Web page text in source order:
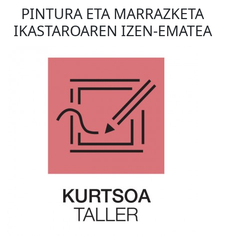
PINTURA ETA MARRAZKETA
IKASTAROAREN IZEN-EMATEA